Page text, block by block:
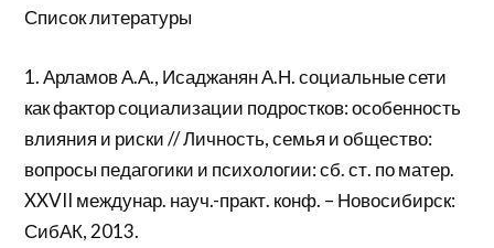
Список литературы
1. Арламов А.А., Исаджанян А.Н. социальные сети
как фактор социализации подростков: особенность
влияния и риски // Личность, семья и общество:
вопросы педагогики и психологии: сб. ст. по матер.
XXVII междунар. науч.-практ. конф. – Новосибирск:
СибАК, 2013.